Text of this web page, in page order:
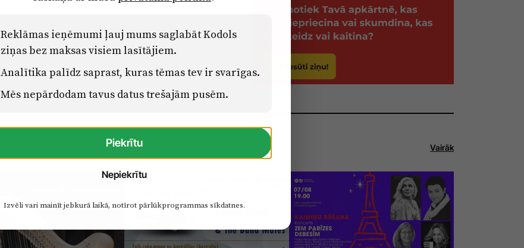
Vairāk
Reklāmas ieņēmumi ļauj mums saglabāt Kodols
ziņas bez maksas visiem lasītājiem.
Analītika palīdz saprast, kuras tēmas tev ir svarīgas.
Mēs nepārdodam tavus datus trešajām pusēm.
Piekrītu
Nepiekrītu
Izvēli vari mainīt jebkurā laikā, notīrot pārlūkprogrammas sīkdatnes.